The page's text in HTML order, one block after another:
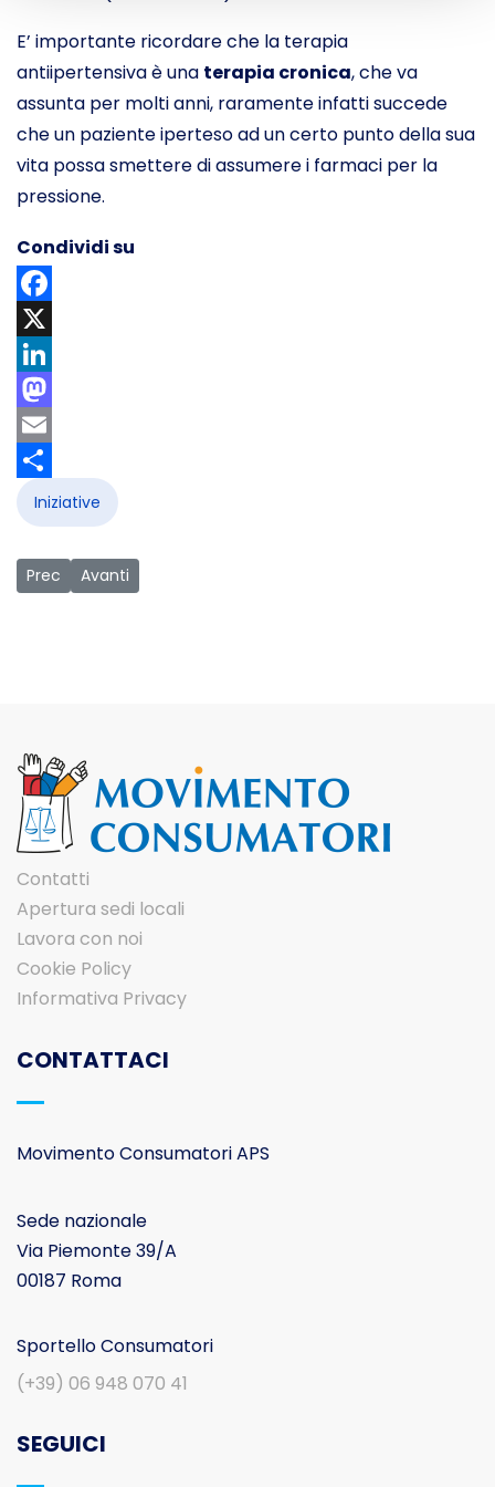
E’ importante ricordare che la terapia
antiipertensiva è una terapia cronica, che va
assunta per molti anni, raramente infatti succede
che un paziente iperteso ad un certo punto della sua
vita possa smettere di assumere i farmaci per la
pressione.
Condividi su
Facebook
X
LinkedIn
Mastodon
Email
Share
Iniziative
Articolo precedente: L'ipotiroidismo
Prec Articolo successivo: Il diabete
Avanti
Contatti
Apertura sedi locali
Lavora con noi
Cookie Policy
Informativa Privacy
CONTATTACI
Movimento Consumatori APS
Sede nazionale
Via Piemonte 39/A
00187 Roma
Sportello Consumatori
(+39) 06 948 070 41
SEGUICI